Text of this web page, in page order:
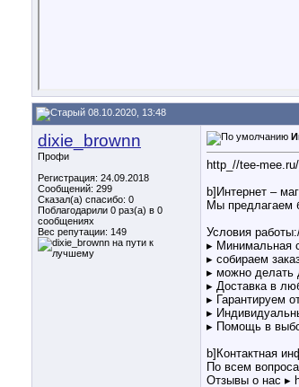
08.10.2020, 13:48
dixie_brownn
Профи
Регистрация: 24.09.2018
Сообщений: 299
Сказал(а) спасибо: 0
Поблагодарили 0 раз(а) в 0
сообщениях
Вес репутации: 149
http_//tee-
b]Интернет –
Мы предлагаем
Условия
▸ Минимальная
▸ собираем
▸ можно делать
▸ Доставка в
▸ Гарантируем
▸
▸ Помощь в
b]Контактная
По всем
Отзывы о нас ▸